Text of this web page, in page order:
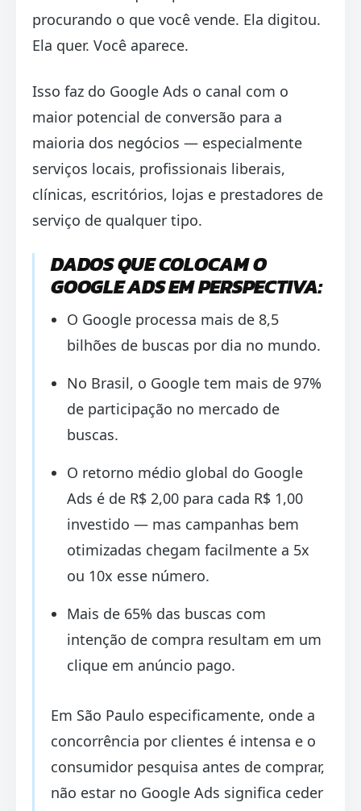
procurando o que você vende. Ela digitou.
Ela quer. Você aparece.
Isso faz do Google Ads o canal com o
maior potencial de conversão para a
maioria dos negócios — especialmente
serviços locais, profissionais liberais,
clínicas, escritórios, lojas e prestadores de
serviço de qualquer tipo.
DADOS QUE COLOCAM O
GOOGLE ADS EM PERSPECTIVA:
O Google processa mais de 8,5
bilhões de buscas por dia no mundo.
No Brasil, o Google tem mais de 97%
de participação no mercado de
buscas.
O retorno médio global do Google
Ads é de R$ 2,00 para cada R$ 1,00
investido — mas campanhas bem
otimizadas chegam facilmente a 5x
ou 10x esse número.
Mais de 65% das buscas com
intenção de compra resultam em um
clique em anúncio pago.
Em São Paulo especificamente, onde a
concorrência por clientes é intensa e o
consumidor pesquisa antes de comprar,
não estar no Google Ads significa ceder